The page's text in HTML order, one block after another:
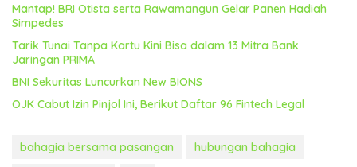
Mantap! BRI Otista serta Rawamangun Gelar Panen Hadiah
Simpedes
Tarik Tunai Tanpa Kartu Kini Bisa dalam 13 Mitra Bank
Jaringan PRIMA
BNI Sekuritas Luncurkan New BIONS
OJK Cabut Izin Pinjol Ini, Berikut Daftar 96 Fintech Legal
bahagia bersama pasangan
hubungan bahagia